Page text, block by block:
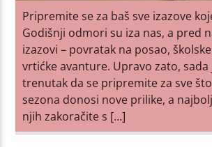
Pripremite se za baš sve izazove
Godišnji odmori su iza nas, a pred
izazovi – povratak na posao,
vrtićke avanture. Upravo zato, sada
trenutak da se pripremite za sve
sezona donosi nove prilike, a
njih zakoračite s […]